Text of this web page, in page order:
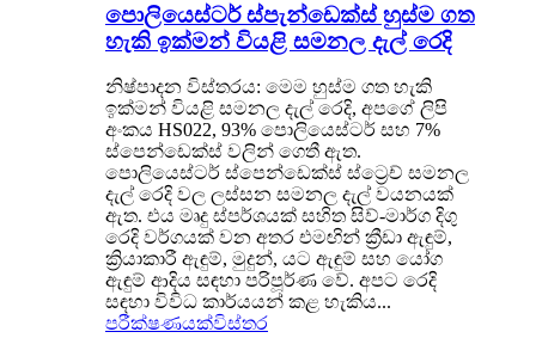
පොලියෙස්ටර් ස්පැන්ඩෙක්ස් හුස්ම ගත
හැකි ඉක්මන් වියළි සමනල දැල් රෙදි
නිෂ්පාදන විස්තරය: මෙම හුස්ම ගත හැකි
ඉක්මන් වියළි සමනල දැල් රෙදි, අපගේ ලිපි
අංකය HS022, 93% පොලියෙස්ටර් සහ 7%
ස්පෙන්ඩෙක්ස් වලින් ගෙතී ඇත.
පොලියෙස්ටර් ස්පෙන්ඩෙක්ස් ස්ට්‍රෙච් සමනල
දැල් රෙදි වල ලස්සන සමනල දැල් වයනයක්
ඇත. එය මෘදු ස්පර්ශයක් සහිත සිව්-මාර්ග දිගු
රෙදි වර්ගයක් වන අතර එමඟින් ක්‍රීඩා ඇඳුම්,
ක්‍රියාකාරී ඇඳුම්, මුදුන්, යට ඇඳුම් සහ යෝග
ඇඳුම් ආදිය සඳහා පරිපූර්ණ වේ. අපට රෙදි
සඳහා විවිධ කාර්යයන් කළ හැකිය...
පරීක්ෂණයක්විස්තර